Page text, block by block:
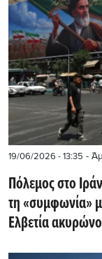
19/06/2026 - 13:35 -
Πόλεμος στο
τη «συμφωνία»
Ελβετία